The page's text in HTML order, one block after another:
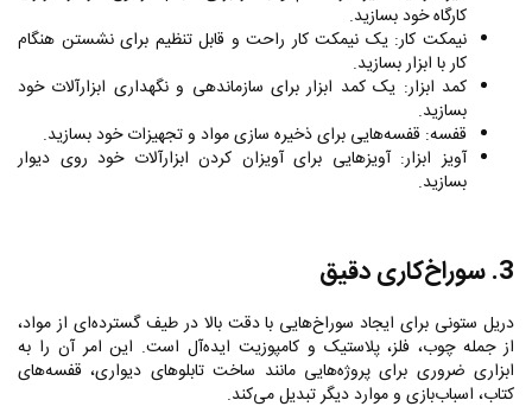
کارگاه خود بسازید.
نیمکت کار: یک نیمکت کار راحت و قابل تنظیم برای نشستن هنگام
کار با ابزار بسازید.
کمد ابزار: یک کمد ابزار برای سازماندهی و نگهداری ابزارآلات خود
بسازید.
قفسه: قفسه‌هایی برای ذخیره سازی مواد و تجهیزات خود بسازید.
آویز ابزار: آویزهایی برای آویزان کردن ابزارآلات خود روی دیوار
بسازید.
3. سوراخ‌کاری دقیق
دریل ستونی برای ایجاد سوراخ‌هایی با دقت بالا در طیف گسترده‌ای از مواد،
از جمله چوب، فلز، پلاستیک و کامپوزیت ایده‌آل است. این امر آن را به
ابزاری ضروری برای پروژه‌هایی مانند ساخت تابلوهای دیواری، قفسه‌های
کتاب، اسباب‌بازی و موارد دیگر تبدیل می‌کند.